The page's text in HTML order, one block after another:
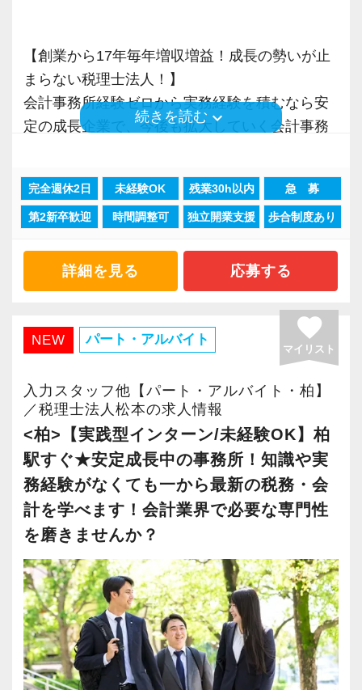
うになっているので、安心して働けます！
【求職者へのメッセージ】
人を大事に育てるカルチャーが根付いている会
活躍してくれることを期待しています。短期的
なスパンでの採用は考えていません。
ような会社を目指しています。
じっくり腰を据えてキャリアを積み上げていき
たいという方からの応募をお待ちしています。
・起業家の事業成功を支援するという理念に共
感いただける方
・人が好きで素直に感動できる方
・チームワークを大事にできる方
・几帳面で着実に仕事に取り組んでいただける
方
・相手の立場や意図を汲み、親身に考えながら
コミュニケーションを取れる方
【現役スタッフの声】
もっと自分の可能性を試したいと思い、別の事
務所から転職しました。
お客様から「こうしたい」という理想をいただ
いたら、それを一緒になって実現するために大
きく力を発揮できる存在でありたいと考えてい
いった私たちの姿勢がお客様から評価されてい
るからだと自負しています。
今後もお客様に満足していただけるようにスキ
ルの向上を目指し、税務のプロとして高い信頼
お客様から信頼され、心の通ったサービスを提
供する真の「税務プロフェッショナル」として
の道を私たちと一緒に歩んでみませんか？
【目指すは“大家族のような会社”明るく楽しく一
緒に働ける方を求めています】
「こんな明るい事務所ははじめて」と言われる
ほど、仲が良くて明るいのが当社の特徴です。
パート職はワークライフバランス重視で、20～
30代の女性が中心となって活躍しています。
コツコツ丁寧な仕事をしていただける方、お待
ちしています！
【各種社会保険完備、ユニークな手当制度あ
り】
社会保険等の一般的な福利厚生の他に、各種手
また、職場環境の改善に積極的に取り組む企業
に対して認証される「社労士診断認証制度」を
取得しました。
「職場環境改善宣言企業」と「経営労務診断実
い環境づくりを積極的に推進していきます。
長く安心して働ける環境を用意してお待ちして
おりますので、当社で将来の不安なく働いてみ
【大阪の事務所はこんなオフィスです】
2018年10月にオープンして以降、怒涛の勢いで
成長している大阪オフィス。増員に伴い2022年
2025年10月には増床するなど、拡大の一途をた
どっています。
関西の事業者には「大きいことやったるで！」
と勢いのある方が多いためか、大阪オフィスの
お客様は新規の比率が非常に高いのが特徴的で
す。
お客様の勢いに圧倒されないよう、スタッフも
熱意と情熱を持ちながら寄り添う姿勢を大切に
しています。
お客様と一緒に成長していく楽しさを実感しな
がらやりがいを持って働ける環境です。
【創業から17年毎年増収増益！成長の勢いが止
まらない税理士法人！】
会計事務所経験ゼロから実務経験を積むなら安
定の成長企業で、今後も拡大していく会計事務
現在当社では「渋谷」「新宿」「錦糸町」
「柏」「横浜」「大阪」の６拠点を展開してい
2021年6月に「渋谷オフィス」を新設し、その
後「新宿オフィス」「大阪オフィス」「錦糸町
さらに2022年12月には「柏オフィス」を開設
し、2025年には大阪オフィスを増床するなど、
事業拡大を続けています。
安定性抜群の環境で自己成長を実現できます。
社員の持つ「やる・やりたい」という気持ちを
大事にしているため、資格を持っていなくて
も、スピーディーなキャリアアップが可能で
す！
充実した実務重視のOJTで、安心して職務経験
と知識をゼロから身に付けられます！
税務・会計の経験と知識を磨きながらステップ
アップを目指しませんか？
続きを読む keyboard_arrow_down
完全週休2日 未経験OK 残業30h以内 急 募
第2新卒歓迎 時間調整可 独立開業支援 歩合制度あり
詳細を見る 応募する
NEW パート・アルバイト favorite
マイリスト
入力スタッフ他【パート・アルバイト・柏】
／税理士法人松本の求人情報
<柏>【実践型インターン/未経験OK】柏
駅すぐ★安定成長中の事務所！知識や実
務経験がなくても一から最新の税務・会
計を学べます！会計業界で必要な専門性
を磨きませんか？